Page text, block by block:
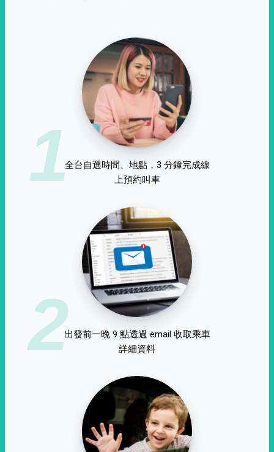
1全台自選時間、地點，3 分鐘完成線
上預約叫車
2出發前一晚 9 點透過 email 收取乘車
詳細資料